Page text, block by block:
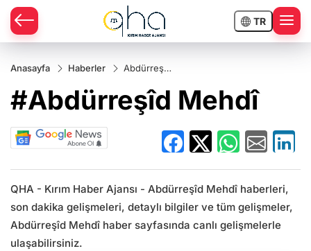
TR
Anasayfa Haberler
Abdürreşîd
#Abdürreşîd Mehdî
QHA - Kırım Haber Ajansı - Abdürreşîd Mehdî haberleri,
son dakika gelişmeleri, detaylı bilgiler ve tüm gelişmeler,
Abdürreşîd Mehdî haber sayfasında canlı gelişmelerle
ulaşabilirsiniz.